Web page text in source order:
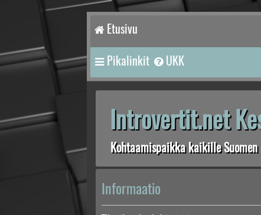
Etusivu
Pikalinkit UKK
Introvertit.net
Kohtaamispaikka kaikille
Informaatio